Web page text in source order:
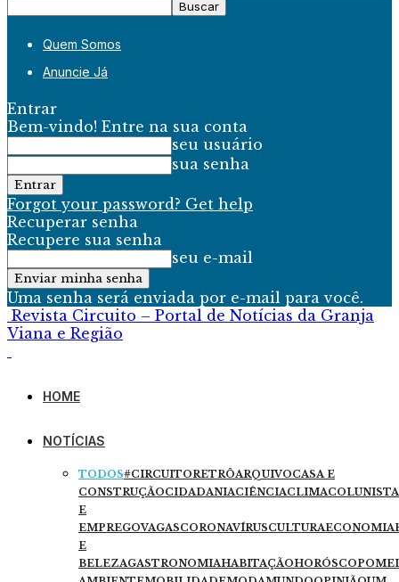
Quem Somos
Anuncie Já
Entrar
Bem-vindo! Entre na sua conta
seu usuário
sua senha
Forgot your password? Get help
Recuperar senha
Recupere sua senha
seu e-mail
Uma senha será enviada por e-mail para você.
Revista Circuito – Portal de Notícias da Granja
Viana e Região
HOME
NOTÍCIAS
TODOS#CIRCUITORETRÔARQUIVOCASA E
CONSTRUÇÃOCIDADANIACIÊNCIACLIMA
E
EMPREGOVAGASCORONAVÍRUSCULTURAECONOMIA
E
BELEZAGASTRONOMIAHABITAÇÃOHORÓSCOPO